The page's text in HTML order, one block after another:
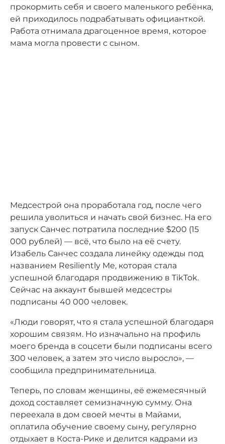
прокормить себя и своего маленького ребёнка,
ей приходилось подрабатывать официанткой.
Работа отнимала драгоценное время, которое
мама могла провести с сыном.
Медсестрой она проработала год, после чего
решила уволиться и начать свой бизнес. На его
запуск Санчес потратила последние $200 (15
000 рублей) — всё, что было на её счету.
Изабель Санчес создала линейку одежды под
названием Resiliently Me, которая стала
успешной благодаря продвижению в TikTok.
Сейчас на аккаунт бывшей медсестры
подписаны 40 000 человек.
«Люди говорят, что я стала успешной благодаря
хорошим связям. Но изначально на профиль
моего бренда в соцсети были подписаны всего
300 человек, а затем это число выросло», —
сообщила предпринимательница.
Теперь, по словам женщины, её ежемесячный
доход составляет семизначную сумму. Она
переехала в дом своей мечты в Майами,
оплатила обучение своему сыну, регулярно
отдыхает в Коста-Рике и делится кадрами из